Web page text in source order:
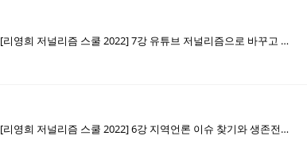
[리영희 저널리즘 스쿨 2022] 7강 유튜브 저널리즘으로 바꾸고 싶은 세상_신혜림
[리영희 저널리즘 스쿨 2022] 6강 지역언론 이슈 찾기와 생존전략_ 심병철